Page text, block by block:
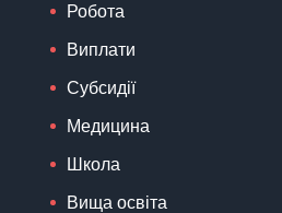
Робота
Виплати
Субсидії
Медицина
Школа
Вища освіта